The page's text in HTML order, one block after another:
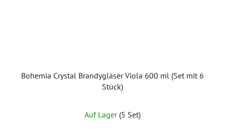
Bohemia Crystal Brandygläser Viola 600 ml (Set mit 6
Stück)
Auf Lager (5 Set)